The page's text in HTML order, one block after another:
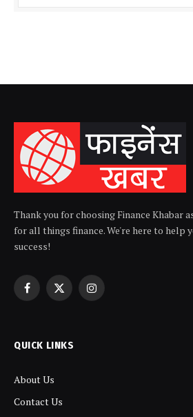
Thank you for choosing Finance Khabar
for all things finance. We're here to help
success!
Facebook
X
Instagram
QUICK LINKS
About Us
Contact Us